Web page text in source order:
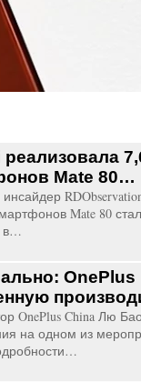
реализовала
Mate 80…
инсайдер
Mate 80
в…
OnePlus
OnePlus China Лю
на одном из